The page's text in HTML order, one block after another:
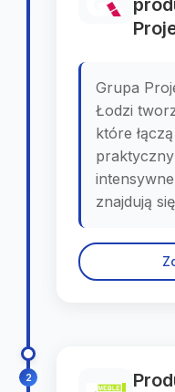
Grupa
Łodzi
które
znajdują
2